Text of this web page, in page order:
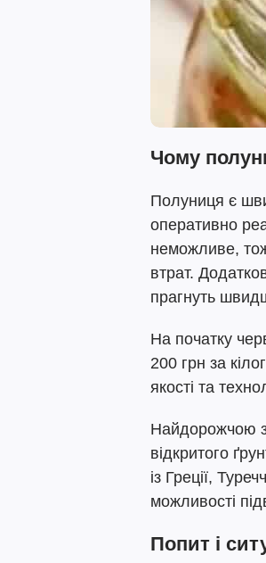
Чому
Полуниця є
оперативно
неможливе,
втрат.
прагнуть
На початку
200 грн за
якості та
Найдорожчою
відкритого
із Греції,
можливості
Попит і